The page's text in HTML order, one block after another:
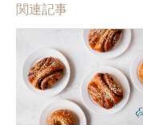
関連記事